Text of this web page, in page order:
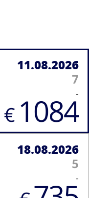
11.08.2026
7
-
€ 1084
18.08.2026
5
-